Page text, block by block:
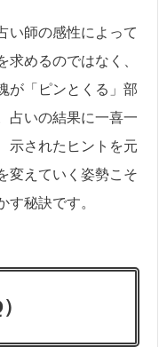
い師の感性によって
求めるのではなく、
が「ピンとくる」部
占いの結果に一喜一
示されたヒントを元
変えていく姿勢こそ
す秘訣です。